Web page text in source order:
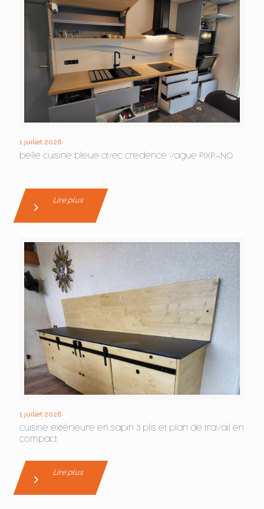
1 juillet 2026
belle cuisine bleue avec credence vague PIXPANO
Lire plus
1 juillet 2026
cuisine extérieure en sapin 3 plis et plan de travail en
compact
Lire plus